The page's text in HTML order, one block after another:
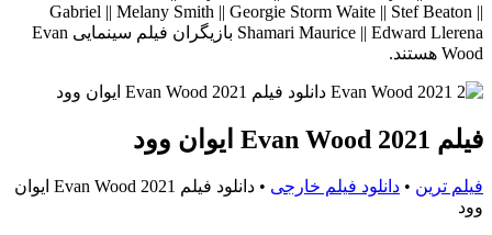
Gabriel || Melany Smith || Georgie Storm Waite || Stef Beaton ||
Shamari Maurice || Edward Llerena بازیگران فیلم سینمایی Evan
Wood هستند.
فیلم Evan Wood 2021 ایوان وود
فیلم ترین • دانلود فیلم خارجی •
دانلود فیلم Evan Wood 2021 ایوان
وود